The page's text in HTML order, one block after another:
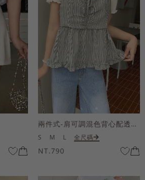
兩件式-肩可調混色背心配透膚短袖上衣
S M L 全尺碼
NT.790